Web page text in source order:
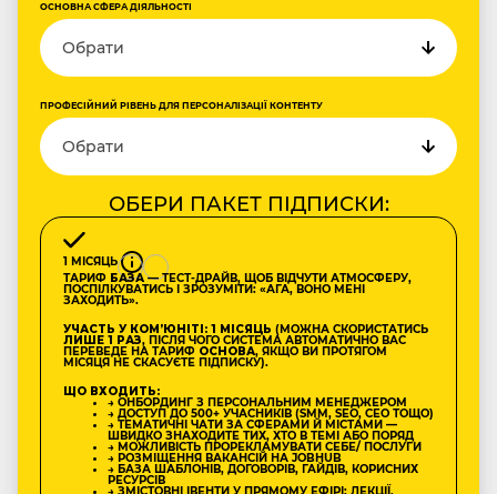
ОСНОВНА СФЕРА ДІЯЛЬНОСТІ
ПРОФЕСІЙНИЙ РІВЕНЬ ДЛЯ ПЕРСОНАЛІЗАЦІЇ КОНТЕНТУ
ОБЕРИ ПАКЕТ ПІДПИСКИ:
1 МІСЯЦЬ
ТАРИФ БАЗА— ТЕСТ-ДРАЙВ, ЩОБ ВІДЧУТИ АТМОСФЕРУ,
ПОСПІЛКУВАТИСЬ І ЗРОЗУМІТИ: «АГА, ВОНО МЕНІ
ЗАХОДИТЬ».
УЧАСТЬ У КОМʼЮНІТІ: 1 МІСЯЦЬ (МОЖНА СКОРИСТАТИСЬ
ЛИШЕ 1 РАЗ, ПІСЛЯ ЧОГО СИСТЕМА АВТОМАТИЧНО ВАС
ПЕРЕВЕДЕ НА ТАРИФ ОСНОВА, ЯКЩО ВИ ПРОТЯГОМ
МІСЯЦЯ НЕ СКАСУЄТЕ ПІДПИСКУ).
ЩО ВХОДИТЬ:
→ ОНБОРДИНГ З ПЕРСОНАЛЬНИМ МЕНЕДЖЕРОМ
→ ДОСТУП ДО 500+ УЧАСНИКІВ (SMM, SEO, CEO ТОЩО)
→ ТЕМАТИЧНІ ЧАТИ ЗА СФЕРАМИ Й МІСТАМИ —
ШВИДКО ЗНАХОДИТЕ ТИХ, ХТО В ТЕМІ АБО ПОРЯД
→ МОЖЛИВІСТЬ ПРОРЕКЛАМУВАТИ СЕБЕ/ ПОСЛУГИ
→ РОЗМІЩЕННЯ ВАКАНСІЙ НА JOBHUB
→ БАЗА ШАБЛОНІВ, ДОГОВОРІВ, ГАЙДІВ, КОРИСНИХ
РЕСУРСІВ